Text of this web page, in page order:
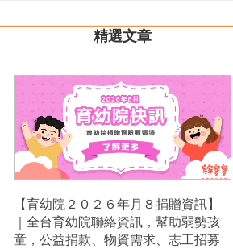
精選文章
【育幼院２０２６年月８捐贈資訊】
｜全台育幼院聯絡資訊，幫助弱勢孩
童，公益捐款、物資需求、志工招募